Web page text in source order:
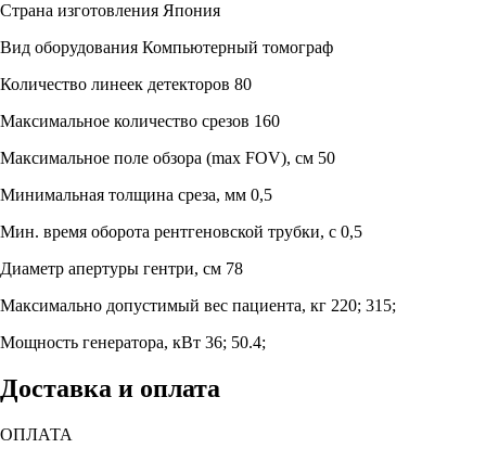
Страна изготовления Япония
Вид оборудования Компьютерный томограф
Количество линеек детекторов 80
Максимальное количество срезов 160
Максимальное поле обзора (max FOV), см 50
Минимальная толщина среза, мм 0,5
Мин. время оборота рентгеновской трубки, с 0,5
Диаметр апертуры гентри, см 78
Максимально допустимый вес пациента, кг 220; 315;
Мощность генератора, кВт 36; 50.4;
Доставка и оплата
ОПЛАТА